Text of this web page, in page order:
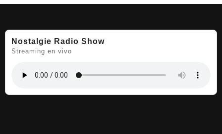
Nostalgie Radio Show
Streaming en vivo